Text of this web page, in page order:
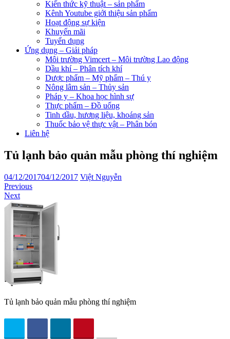
Kiến thức kỹ thuật – sản phẩm
Kênh Youtube giới thiệu sản phẩm
Hoạt động sự kiện
Khuyến mãi
Tuyển dụng
Ứng dụng – Giải pháp
Môi trường Vimcert – Môi trường Lao động
Dầu khí – Phân tích khí
Dược phẩm – Mỹ phẩm – Thú y
Nông lâm sản – Thủy sản
Pháp y – Khoa học hình sự
Thực phẩm – Đồ uống
Tinh dầu, hương liệu, khoáng sản
Thuốc bảo vệ thực vật – Phân bón
Liên hệ
Tủ lạnh bảo quản mẫu phòng thí nghiệm
04/12/201704/12/2017 Việt Nguyễn
Previous
Next
Tủ lạnh bảo quản mẫu phòng thí nghiệm